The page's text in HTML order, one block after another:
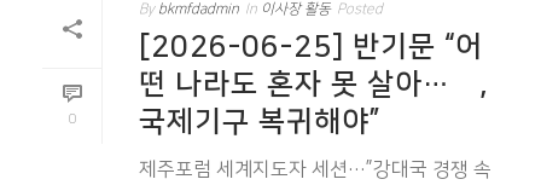
0
By bkmfdadmin In 이사장 활동 Posted
[2026-06-25] 반기문 “어
떤 나라도 혼자 못 살아…美,
국제기구 복귀해야”
제주포럼 세계지도자 세션…”강대국 경쟁 속